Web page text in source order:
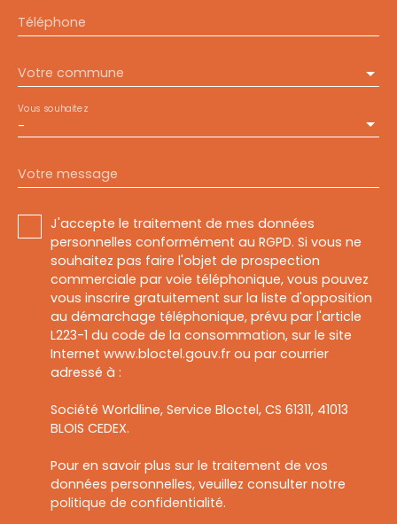
Téléphone
Votre commune
-
Vous souhaitez
Votre message
J'accepte le traitement de mes données
personnelles conformément au RGPD. Si vous ne
souhaitez pas faire l'objet de prospection
commerciale par voie téléphonique, vous pouvez
vous inscrire gratuitement sur la liste d'opposition
au démarchage téléphonique, prévu par l'article
L223-1 du code de la consommation, sur le site
Internet www.bloctel.gouv.fr ou par courrier
adressé à :
Société Worldline, Service Bloctel, CS 61311, 41013
BLOIS CEDEX.
Pour en savoir plus sur le traitement de vos
données personnelles, veuillez consulter notre
politique de confidentialité.